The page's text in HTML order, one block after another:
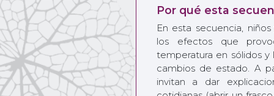
Por qué esta
En esta secuencia,
los efectos que
temperatura en sólidos y
cambios de estado. A
invitan a dar